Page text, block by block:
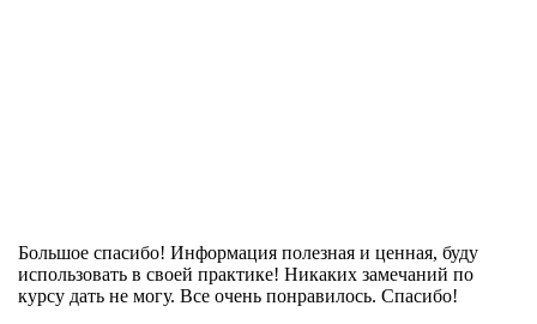
Большое спасибо! Информация полезная и ценная, буду
использовать в своей практике! Никаких замечаний по
курсу дать не могу. Все очень понравилось. Спасибо!